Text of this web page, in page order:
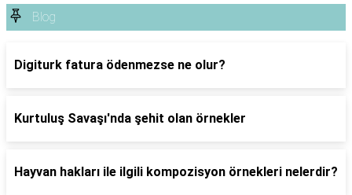
Blog
Digiturk fatura ödenmezse ne olur?
Kurtuluş Savaşı'nda şehit olan örnekler
Hayvan hakları ile ilgili kompozisyon örnekleri nelerdir?